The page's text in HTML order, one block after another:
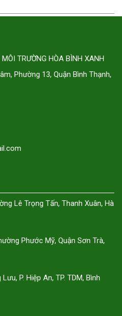
TRƯỜNG HÒA BÌNH XANH
Phường 13, Quận Bình Thạnh,
Lê Trọng Tấn, Thanh Xuân, Hà
Phước Mỹ, Quận Sơn Trà,
P. Hiệp An, TP. TDM, Bình